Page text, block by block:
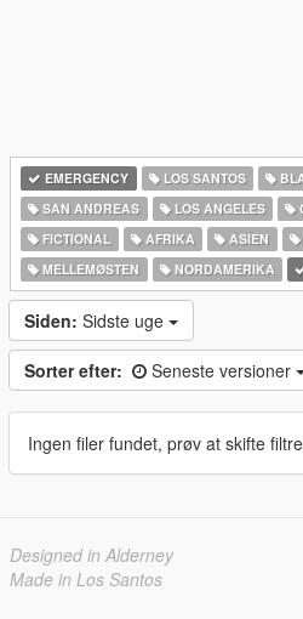
EMERGENCY LOS SANTOS
SAN ANDREAS
LOS ANGELES
FICTIONAL
AFRIKA ASIEN
MELLEMØSTEN
NORDAMERIKA
Siden: Sidste uge
Sorter efter: Seneste versioner
Ingen filer fundet, prøv at skifte
Designed in Alderney
Made in Los Santos